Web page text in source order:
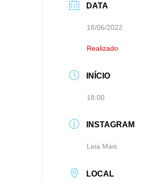
DATA
18/06/2022
Realizado
INÍCIO
18:00
INSTAGRAM
Leia Mais
LOCAL